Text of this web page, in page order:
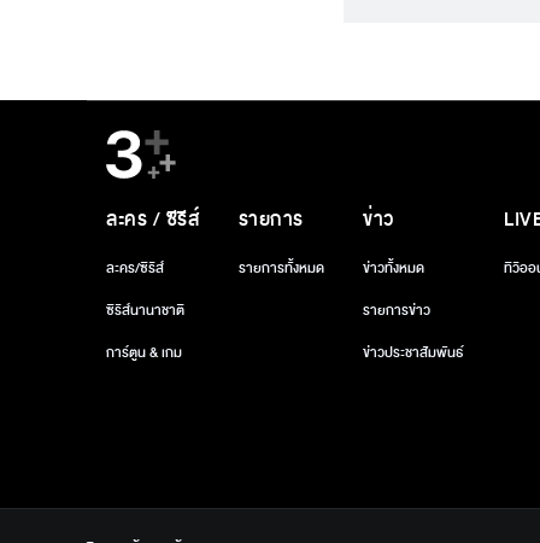
ละคร / ซีรีส์
ละคร/ซีรีส์
ซีรีส์นานาชาติ
การ์ตูน & เกม
รายการ
รายการทั้งหมด
ข่าว
ข่าวทั้งหมด
รายการข่าว
ข่าวประชาสัมพันธ์
ทีวีออ